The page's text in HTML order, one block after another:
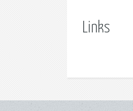
Links